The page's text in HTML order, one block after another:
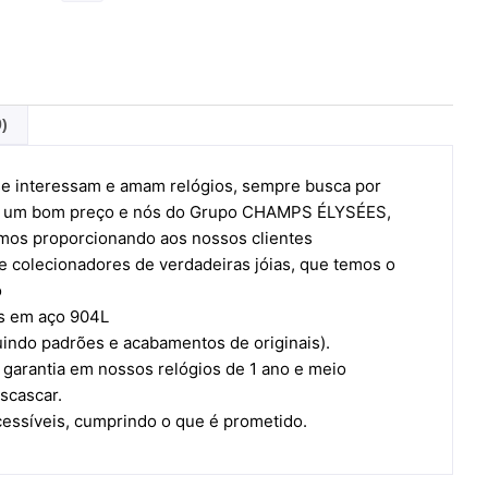
interessam e amam relógios, sempre busca por
bom preço e nós do Grupo CHAMPS ÉLYSÉES,
proporcionando aos nossos clientes
colecionadores de verdadeiras jóias, que temos o
em aço 904L
padrões e acabamentos de originais).
em nossos relógios de 1 ano e meio
cumprindo o que é prometido.